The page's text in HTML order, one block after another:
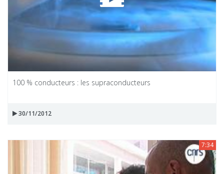
100 % conducteurs : les supraconducteurs
30/11/2012
7:34